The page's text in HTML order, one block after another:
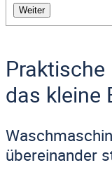
Weiter
das kleine
übereinander